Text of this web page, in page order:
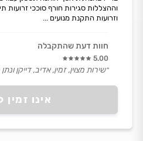
אינו זמין
וההצללות סגירות חורף סוככי זרועות
וזרועות התקנת מנועים ...
חוות דעת שהתקבלה
5.00
״שירות מצוין, זמין, אדיב, דייקן